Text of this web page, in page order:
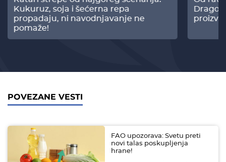
Kukuruz, soja i šećerna repa
propadaju, ni navodnjavanje ne
pomaže!
POVEZANE VESTI
FAO upozorava: Svetu preti
novi talas poskupljenja
hrane!